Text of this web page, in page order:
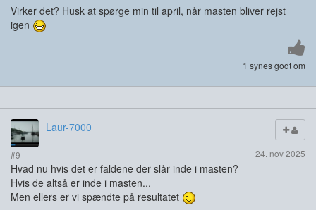
Virker det? Husk at spørge min til april, når masten bliver rejst
igen
1 synes godt om
Laur-7000
#9 24. nov 2025
Hvad nu hvis det er faldene der slår inde i masten?
Hvis de altså er inde i masten...
Men ellers er vi spændte på resultatet